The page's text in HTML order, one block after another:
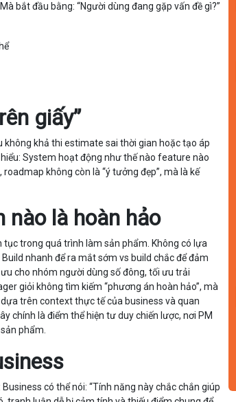
bắt đầu bằng: “Người dùng đang gặp vấn đề gì?”
giấy”
không khả thi estimate sai thời gian hoặc tạo áp
System hoạt động như thế nào feature nào
không còn là “ý tưởng đẹp”, mà là kế
là hoàn hảo
trong quá trình làm sản phẩm. Không có lựa
nhanh để ra mắt sớm vs build chắc để đảm
cho nhóm người dùng số đông, tối ưu trải
giỏi không tìm kiếm “phương án hoàn hảo”, mà
trên context thực tế của business và quan
chính là điểm thể hiện tư duy chiến lược, nơi PM
phẩm.
có thể nói: “Tính năng này chắc chắn giúp